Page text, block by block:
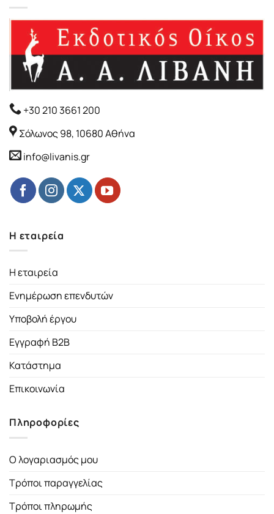
+30 210 3661 200
Σόλωνος 98, 10680 Αθήνα
info@livanis.gr
Η εταιρεία
Η εταιρεία
Ενημέρωση επενδυτών
Υποβολή έργου
Εγγραφή B2B
Κατάστημα
Επικοινωνία
Πληροφορίες
Ο λογαριασμός μου
Τρόποι παραγγελίας
Τρόποι πληρωμής